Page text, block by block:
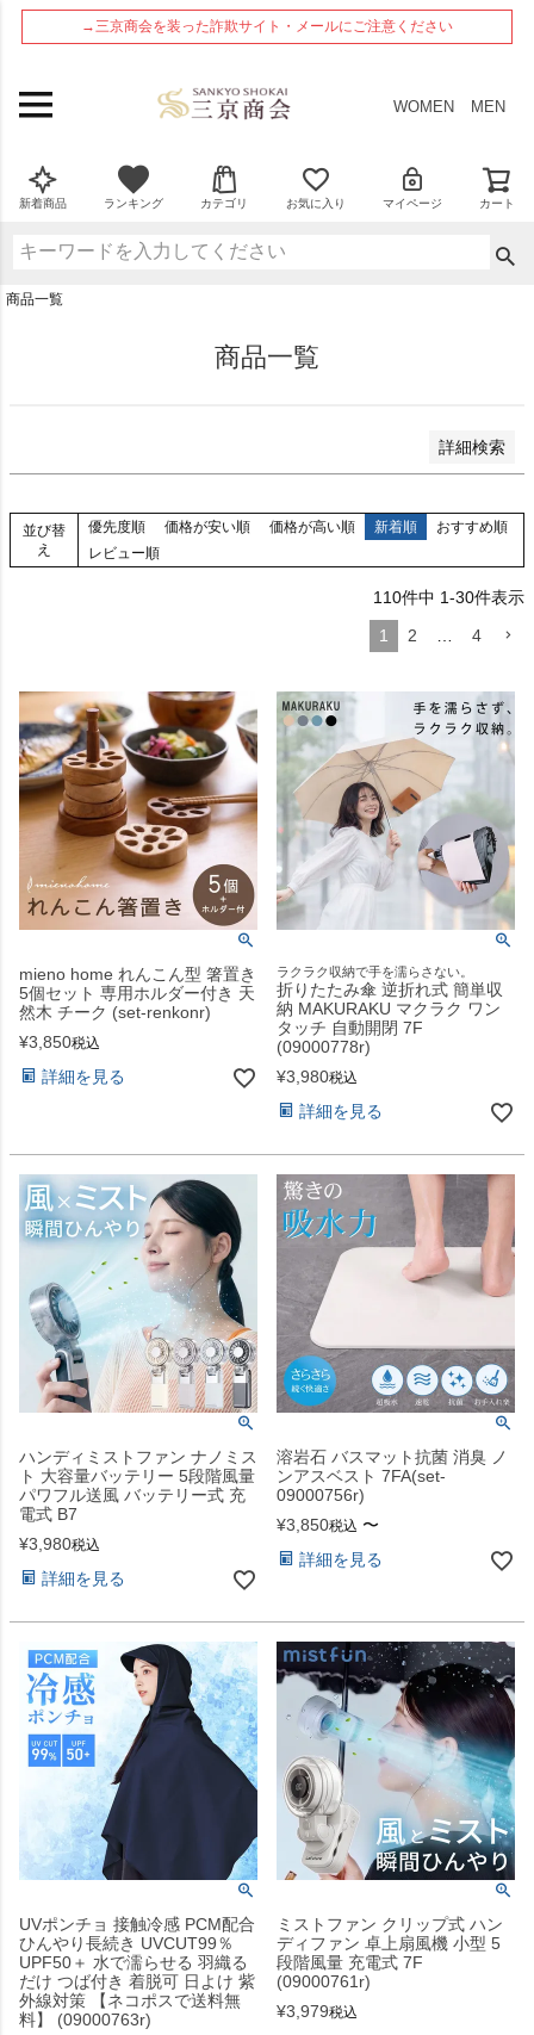
→三京商会を装った詐欺サイト・メールにご注意ください
WOMEN MEN
新着商品 ランキング カテゴリ お気に入り マイページ カート
商品一覧
商品一覧
詳細検索
在庫なし商品
在庫なし商品を表示しない
新着順
価格が安い順
並び替
え
優先度順 価格が安い順 価格が高い順 新着順
おすすめ順
レビュー順
110件中 1-30件表示
1
2 4
mieno home れんこん型 箸置き
5個セット 専用ホルダー付き 天
然木 チーク (set-renkonr)
¥3,850税込
詳細を見る
ラクラク収納で手を濡らさない。
折りたたみ傘 逆折れ式 簡単収
納 MAKURAKU マクラク ワン
タッチ 自動開閉 7F
(09000778r)
¥3,980税込
詳細を見る
ハンディミストファン ナノミス
ト 大容量バッテリー 5段階風量
パワフル送風 バッテリー式 充
電式 B7
¥3,980税込
詳細を見る
溶岩石 バスマット抗菌 消臭 ノ
ンアスベスト 7FA(set-
09000756r)
¥3,850税込 〜
詳細を見る
UVポンチョ 接触冷感 PCM配合
ひんやり長続き UVCUT99％
UPF50＋ 水で濡らせる 羽織る
だけ つば付き 着脱可 日よけ 紫
外線対策 【ネコポスで送料無
料】 (09000763r)
ミストファン クリップ式 ハン
ディファン 卓上扇風機 小型 5
段階風量 充電式 7F
(09000761r)
¥3,979税込
ペー